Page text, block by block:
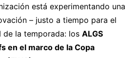
está experimentando una
– justo a tiempo para el
de la temporada: los ALGS
en el marco de la Copa